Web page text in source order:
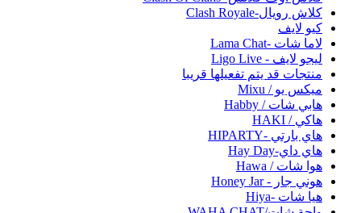
كلاش رويال-Clash Royale
كيو لايف
لاما شات -Lama Chat
ليجو لايف - Ligo Live
منتجات قد يتم تفعيلها قريبا
ميكس يو / Mixu
هابي شات / Habby
هاكي / HAKI
هاي بارتي -HIPARTY
هاي داي-Hay Day
هوا شات / Hawa
هوني جار - Honey Jar
هيا شات -Hiya